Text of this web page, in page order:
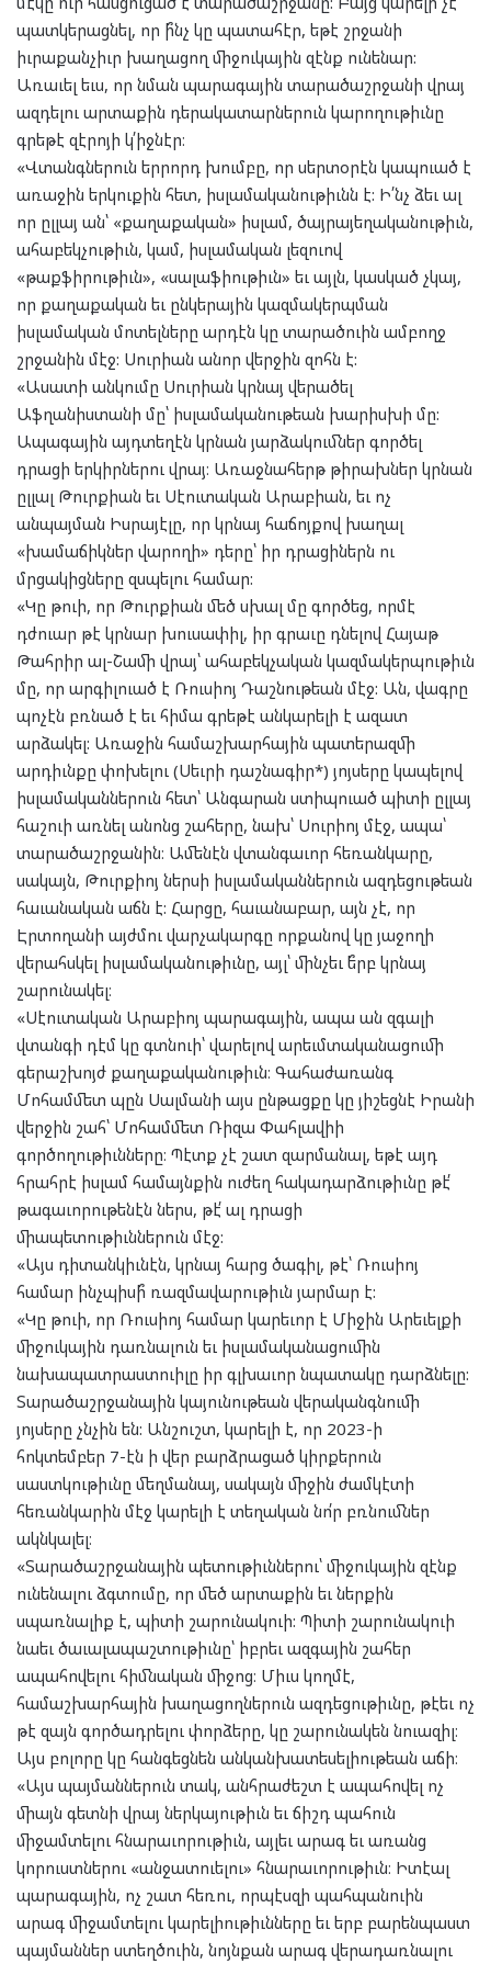
պատկերացնել, որ ի՞նչ կը պատահէր, եթէ շրջանի
իւրաքանչիւր խաղացող միջուկային զէնք ունենար:
Առաւել եւս, որ նման պարագային տարածաշրջանի վրայ
ազդելու արտաքին դերակատարներուն կարողութիւնը
գրեթէ զէրոյի կ՛իջնէր։
«Վտանգներուն երրորդ խումբը, որ սերտօրէն կապուած է
առաջին երկուքին հետ, իսլամականութիւնն է: Ի՛նչ ձեւ ալ
որ ըլլայ ան՝ «քաղաքական» իսլամ, ծայրայեղականութիւն,
ահաբեկչութիւն, կամ, իսլամական լեզուով
«թաքֆիրութիւն», «սալաֆիութիւն» եւ այլն, կասկած չկայ,
որ քաղաքական եւ ընկերային կազմակերպման
իսլամական մոտելները արդէն կը տարածուին ամբողջ
շրջանին մէջ: Սուրիան անոր վերջին զոհն է:
«Ասատի անկումը Սուրիան կրնայ վերածել
Աֆղանիստանի մը՝ իսլամականութեան խարիսխի մը:
Ապագային այդտեղէն կրնան յարձակումներ գործել
դրացի երկիրներու վրայ։ Առաջնահերթ թիրախներ կրնան
ըլլալ Թուրքիան եւ Սէուտական Արաբիան, եւ ոչ
անպայման Իսրայէլը, որ կրնայ հաճոյքով խաղալ
«խամաճիկներ վարողի» դերը՝ իր դրացիներն ու
մրցակիցները զսպելու համար:
«Կը թուի, որ Թուրքիան մեծ սխալ մը գործեց, որմէ
դժուար թէ կրնար խուսափիլ, իր գրաւը դնելով Հայաթ
Թահրիր ալ-Շամի վրայ՝ ահաբեկչական կազմակերպութիւն
մը, որ արգիլուած է Ռուսիոյ Դաշնութեան մէջ: Ան, վագրը
պոչէն բռնած է եւ հիմա գրեթէ անկարելի է ազատ
արձակել: Առաջին համաշխարհային պատերազմի
արդիւնքը փոխելու (Սեւրի դաշնագիր*) յոյսերը կապելով
իսլամականներուն հետ՝ Անգարան ստիպուած պիտի ըլլայ
հաշուի առնել անոնց շահերը, նախ՝ Սուրիոյ մէջ, ապա՝
տարածաշրջանին։ Ամենէն վտանգաւոր հեռանկարը,
սակայն, Թուրքիոյ ներսի իսլամականներուն ազդեցութեան
հաւանական աճն է: Հարցը, հաւանաբար, այն չէ, որ
Էրտողանի այժմու վարչակարգը որքանով կը յաջողի
վերահսկել իսլամականութիւնը, այլ՝ մինչեւ ե՞րբ կրնայ
շարունակել։
«Սէուտական Արաբիոյ պարագային, ապա ան զգալի
վտանգի դէմ կը գտնուի՝ վարելով արեւմտականացումի
գերաշխոյժ քաղաքականութիւն։ Գահաժառանգ
Մոհամմետ պըն Սալմանի այս ընթացքը կը յիշեցնէ Իրանի
վերջին շահ՝ Մոհամմետ Ռիզա Փահլավիի
գործողութիւնները։ Պէտք չէ շատ զարմանալ, եթէ այդ
հրահրէ իսլամ համայնքին ուժեղ հակադարձութիւնը թէ՛
թագաւորութենէն ներս, թէ՛ ալ դրացի
միապետութիւններուն մէջ:
«Այս դիտանկիւնէն, կրնայ հարց ծագիլ, թէ՝ Ռուսիոյ
համար ինչպիսի՞ ռազմավարութիւն յարմար է:
«Կը թուի, որ Ռուսիոյ համար կարեւոր է Միջին Արեւելքի
միջուկային դառնալուն եւ իսլամականացումին
նախապատրաստուիլը իր գլխաւոր նպատակը դարձնելը:
Տարածաշրջանային կայունութեան վերականգնումի
յոյսերը չնչին են: Անշուշտ, կարելի է, որ 2023-ի
հոկտեմբեր 7-էն ի վեր բարձրացած կիրքերուն
սաստկութիւնը մեղմանայ, սակայն միջին ժամկէտի
հեռանկարին մէջ կարելի է տեղական նո՛ր բռնումներ
ակնկալել։
«Տարածաշրջանային պետութիւններու՝ միջուկային զէնք
ունենալու ձգտումը, որ մեծ արտաքին եւ ներքին
սպառնալիք է, պիտի շարունակուի: Պիտի շարունակուի
նաեւ ծաւալապաշտութիւնը՝ իբրեւ ազգային շահեր
ապահովելու հիմնական միջոց։ Միւս կողմէ,
համաշխարհային խաղացողներուն ազդեցութիւնը, թէեւ ոչ
թէ զայն գործադրելու փորձերը, կը շարունակեն նուազիլ։
Այս բոլորը կը հանգեցնեն անկանխատեսելիութեան աճի։
«Այս պայմաններուն տակ, անհրաժեշտ է ապահովել ոչ
միայն գետնի վրայ ներկայութիւն եւ ճիշդ պահուն
միջամտելու հնարաւորութիւն, այլեւ արագ եւ առանց
կորուստներու «անջատուելու» հնարաւորութիւն։ Իտէալ
պարագային, ոչ շատ հեռու, որպէսզի պահպանուին
արագ միջամտելու կարելիութիւնները եւ երբ բարենպաստ
պայմաններ ստեղծուին, նոյնքան արագ վերադառնալու